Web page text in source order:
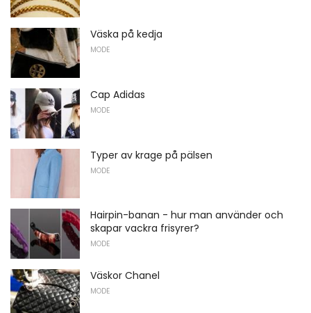
Väska på kedja
MODE
Cap Adidas
MODE
Typer av krage på pälsen
MODE
Hairpin-banan - hur man använder och
skapar vackra frisyrer?
MODE
Väskor Chanel
MODE